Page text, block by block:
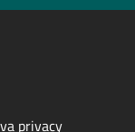
privacy